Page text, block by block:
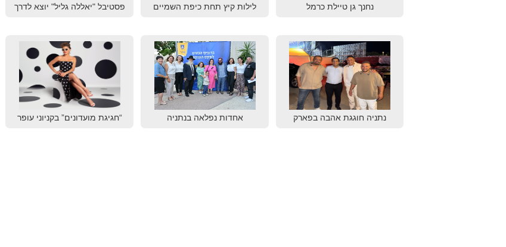
נחנך גן טיילת כרמל לילות קיץ תחת כיפת השמיים פסטיבל "יאללה גליל" יוצא לדרך
נתניה חוגגת אהבה בפארק אחדות נפלאה בנתניה “חגיגת מועדונים” בקניוני עופר